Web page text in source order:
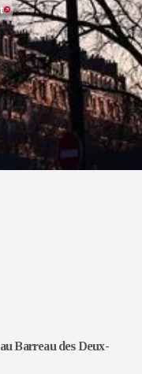
Barreau des Deux-